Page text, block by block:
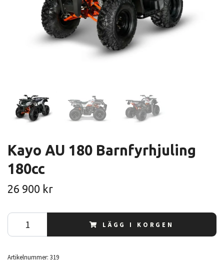
Kayo AU 180 Barnfyrhjuling
180cc
26 900 kr
LÄGG I KORGEN
Artikelnummer: 319